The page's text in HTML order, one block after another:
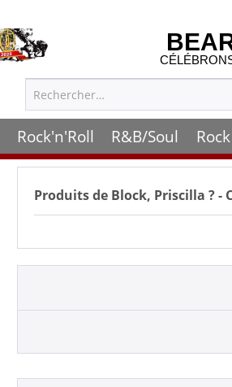
Rock'n'Roll R&B/Soul
Produits de Block, Priscilla ? -